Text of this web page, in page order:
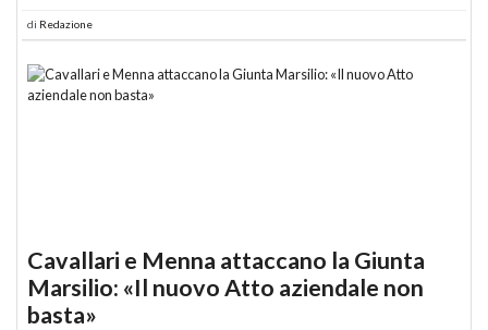
di Redazione
Cavallari e Menna attaccano la Giunta
Marsilio: «Il nuovo Atto aziendale non
basta»